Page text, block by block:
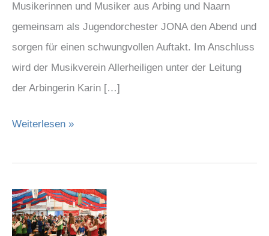
Musikerinnen und Musiker aus Arbing und Naarn
gemeinsam als Jugendorchester JONA den Abend und
sorgen für einen schwungvollen Auftakt. Im Anschluss
wird der Musikverein Allerheiligen unter der Leitung
der Arbingerin Karin […]
Weiterlesen »
Rückblick
Jubiläumsfest